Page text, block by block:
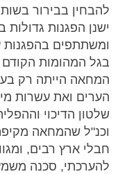
להבחין בבירור
ישנן הפגנות
ומשתתפים בהפגנות
בגל המהומות
המחאה הייתה רק
הערים ואת עשרות
שלטון הדיכוי
וכנ"ל שהמחאה
חבלי ארץ רבים,
להערכתי, סכנה